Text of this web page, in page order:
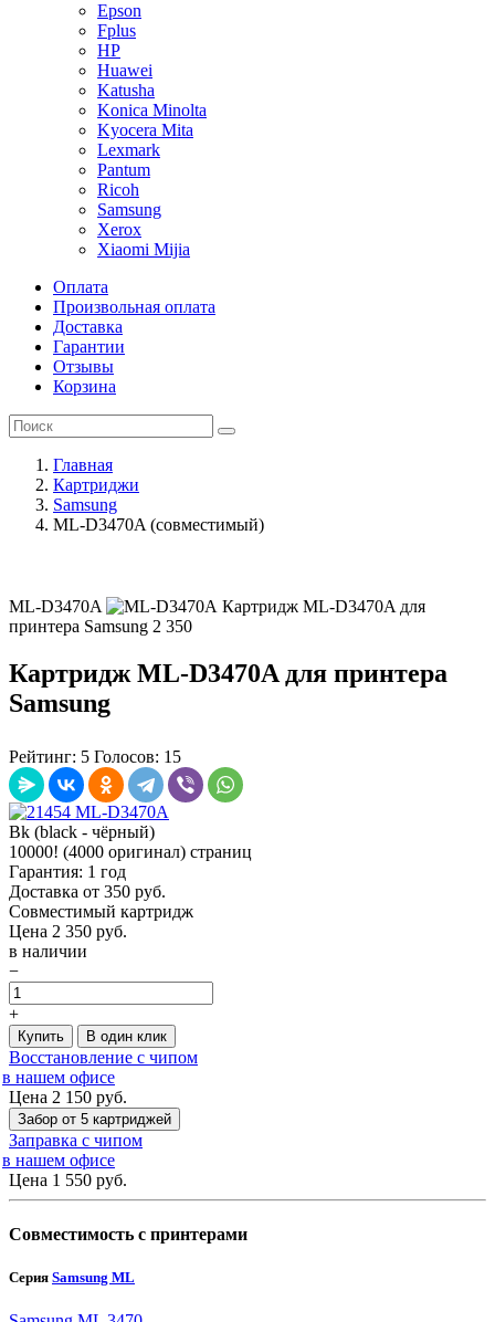
Epson
Fplus
HP
Huawei
Katusha
Konica Minolta
Kyocera Mita
Lexmark
Pantum
Ricoh
Samsung
Xerox
Xiaomi Mijia
Оплата
Произвольная оплата
Доставка
Гарантии
Отзывы
Корзина
Главная
Картриджи
Samsung
ML-D3470A (совместимый)
ML-D3470A
Картридж ML-D3470A для
принтера Samsung 2 350
Картридж ML-D3470A для принтера
Samsung
Рейтинг: 5 Голосов: 15
Bk (black - чёрный)
10000! (4000 оригинал) страниц
Гарантия: 1 год
Доставка от 350 руб.
Совместимый картридж
Цена 2 350 руб.
в наличии
−
+
Купить В один клик
Восстановление с чипом
в нашем офисе
Цена 2 150 руб.
Забор от 5 картриджей
Заправка с чипом
в нашем офисе
Цена 1 550 руб.
Совместимость с принтерами
Серия Samsung ML